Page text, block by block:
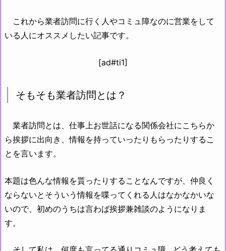
これから業者訪問に行く人やコミュ障なのに営業をして
いる人にオススメしたい記事です。
[ad#ti1]
そもそも業者訪問とは？
業者訪問とは、仕事上お世話になる関係会社にこちらか
ら挨拶に出向き、情報を持っていったりもらったりするこ
とを言います。
本題は色んな情報を貰ったりすることなんですが、仲良く
ならないとそういう情報を喋ってくれる人はなかなかいな
いので、初めのうちは言わば挨拶兼雑談のようになりま
す。